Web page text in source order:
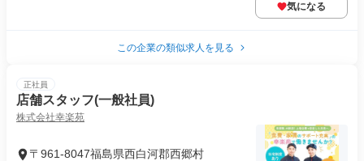
気になる
この企業の類似求人を見る
正社員
店舗スタッフ(一般社員)
株式会社幸楽苑
〒961-8047福島県西白河郡西郷村